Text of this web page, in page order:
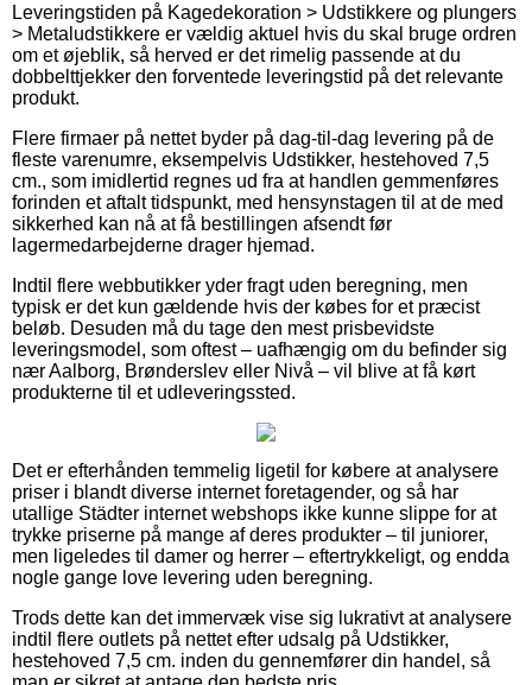
Leveringstiden på Kagedekoration > Udstikkere og plungers
> Metaludstikkere er vældig aktuel hvis du skal bruge ordren
om et øjeblik, så herved er det rimelig passende at du
dobbelttjekker den forventede leveringstid på det relevante
produkt.
Flere firmaer på nettet byder på dag-til-dag levering på de
fleste varenumre, eksempelvis Udstikker, hestehoved 7,5
cm., som imidlertid regnes ud fra at handlen gemmenføres
forinden et aftalt tidspunkt, med hensynstagen til at de med
sikkerhed kan nå at få bestillingen afsendt før
lagermedarbejderne drager hjemad.
Indtil flere webbutikker yder fragt uden beregning, men
typisk er det kun gældende hvis der købes for et præcist
beløb. Desuden må du tage den mest prisbevidste
leveringsmodel, som oftest – uafhængig om du befinder sig
nær Aalborg, Brønderslev eller Nivå – vil blive at få kørt
produkterne til et udleveringssted.
Det er efterhånden temmelig ligetil for købere at analysere
priser i blandt diverse internet foretagender, og så har
utallige Städter internet webshops ikke kunne slippe for at
trykke priserne på mange af deres produkter – til juniorer,
men ligeledes til damer og herrer – eftertrykkeligt, og endda
nogle gange love levering uden beregning.
Trods dette kan det immervæk vise sig lukrativt at analysere
indtil flere outlets på nettet efter udsalg på Udstikker,
hestehoved 7,5 cm. inden du gennemfører din handel, så